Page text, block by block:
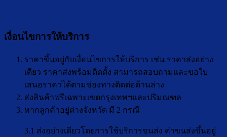
เงื่อนไขการให้บริการ
ราคาขึ้นอยู่กับเงื่อนไขการให้บริการ เช่น ราคาส่งอย่าง
เดียว ราคาส่งพร้อมติดตั้ง สามารถสอบถามและขอใบ
เสนอราคาได้ตามช่องทางติดต่อด้านล่าง
ส่งสินค้าฟรีเฉพาะเขตกรุงเทพฯและปริมณฑล
หากลูกค้าอยู่ต่างจังหวัด มี 2 กรณี
3.1 ส่งอย่างเดียวโดยการใช้บริการขนส่ง ค่าขนส่งขึ้นอยู่